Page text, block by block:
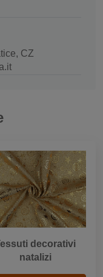
CZ
decorativi
natalizi